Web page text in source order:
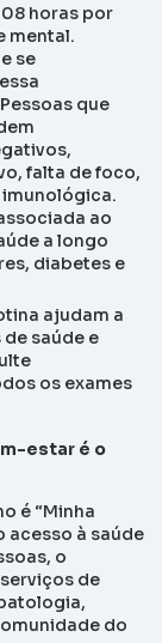
horas por
mental.
se
que
falta de foco,
ao
a longo
diabetes e
ajudam a
saúde e
os exames
estar é o
é “Minha
acesso à saúde
o
de
do